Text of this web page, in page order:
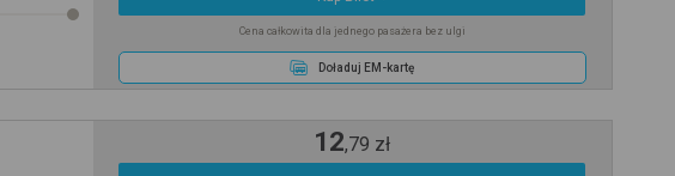
Cena całkowita dla jednego pasażera bez ulgi
Doładuj EM-kartę
12,79 zł